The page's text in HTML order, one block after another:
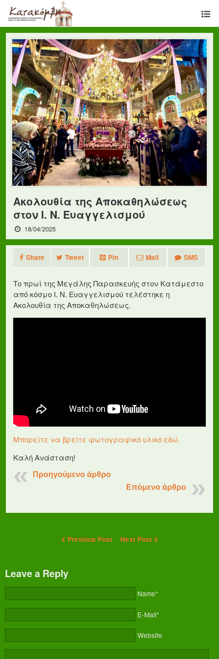
Ακολουθία της Αποκαθηλώσεως
στον Ι. Ν. Ευαγγελισμού
18/04/2025
Share Tweet Pin Mail SMS
Το πρωί της Μεγάλης Παρασκευής στον Κατάμεστο
από κόσμο Ι. Ν. Ευαγγελισμού τελέστηκε η
Ακολουθία της Αποκαθηλώσεως.
Μπορείτε να βρείτε φωτογραφικό υλικό εδώ.
Καλή Ανάσταση!
Προηγούμενο άρθρο
Επόμενο άρθρο
Previous Post Next Post
Leave a Reply
Name*
E-Mail*
Website